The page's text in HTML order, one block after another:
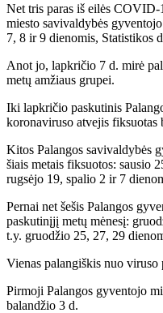
Net tris paras iš eilės COVID-
miesto savivaldybės
7, 8 ir 9 dienomis, Statistikos
Anot jo, lapkričio 7 d. mirė
metų amžiaus grupei.
Iki lapkričio paskutinis
koronaviruso atvejis fiksuotas
Kitos Palangos savivaldybės
šiais metais fiksuotos: sausio
rugsėjo 19, spalio 2 ir 7
Pernai net šešis Palangos
paskutinįjį metų mėnesį:
t.y. gruodžio 25, 27, 29
Vienas palangiškis nuo
Pirmoji Palangos gyventojo
balandžio 3 d.